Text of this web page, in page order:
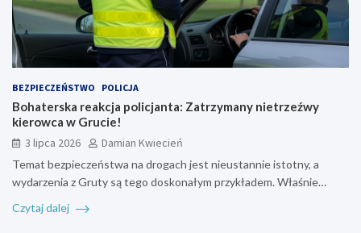
BEZPIECZEŃSTWO POLICJA
Bohaterska reakcja policjanta: Zatrzymany nietrzeźwy
kierowca w Grucie!
3 lipca 2026
Damian Kwiecień
Temat bezpieczeństwa na drogach jest nieustannie istotny, a
wydarzenia z Gruty są tego doskonałym przykładem. Właśnie…
Czytaj dalej